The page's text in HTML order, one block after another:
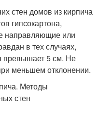
стен домов из кирпича
гипсокартона,
направляющие или
в тех случаях,
превышает 5 см. Не
меньшем отклонении.